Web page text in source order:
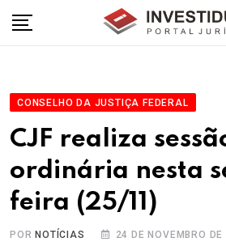
CONSELHO DA JUSTIÇA FEDERAL
CJF realiza
ordinária nesta
feira (25/11)
POR NOTÍCIAS 24 DE NOVEMBRO